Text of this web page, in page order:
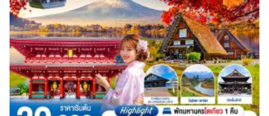
MNG มองโกเลีย 2 MMR เมียนมาร์ 5
NPL เนปาล 0 OMN โอมาน 0
PAK ปากีสถาน 8
PHL ฟิลิปปินส์ 1 SAU ซาอุดิอาระเบีย 1
SGP สิงคโปร์ 4
SYR ซีเรีย 0 TWN ไต้หวัน 9
GEO จอร์เจีย 10 DEU เยอรมนี 3
GRL กรีนแลนด์ 3 GRC กรีซ 1
ISL ไอซ์แลนด์ 4 ITA อิตาลี 9
MDA มอลโดวา 0 MLT มอลต้า 1
NLD เนเธอร์แลนด์ 0 NOR นอร์เวย์ 3
POL โปแลนด์ 3 PRT โปรตุเกส 3